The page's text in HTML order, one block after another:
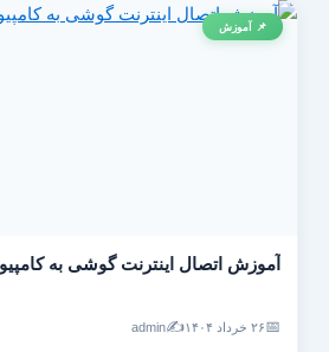
📌 آموزش
آموزش اتصال اینترنت گوشی به کامپیوتر
۲۶ خرداد ۱۴۰۴ ✍️
admin